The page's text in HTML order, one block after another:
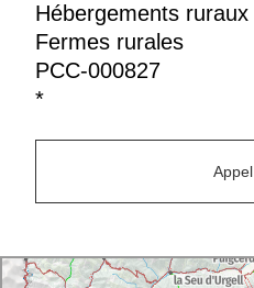
Hébergements ruraux
Fermes rurales
PCC-000827
*
Appel